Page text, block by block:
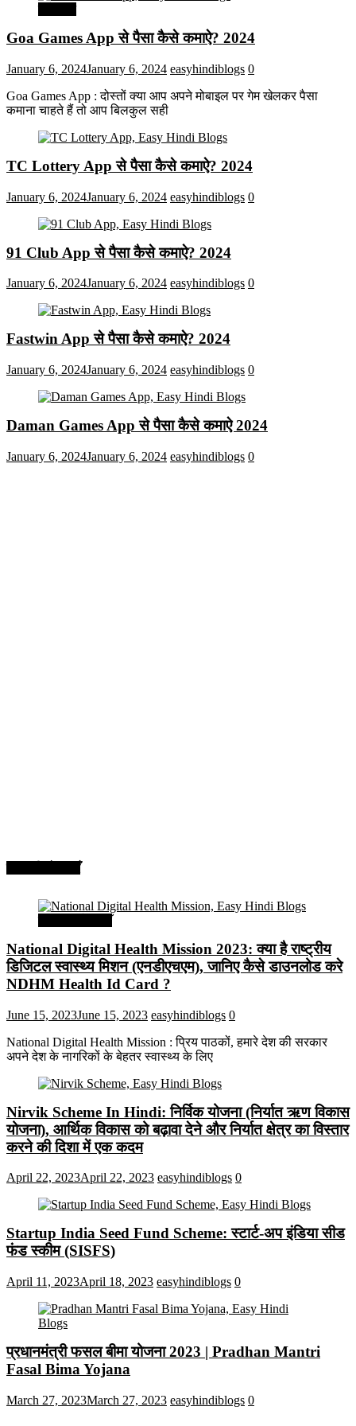
Goa Games App से पैसा कैसे कमाऐ? 2024
January 6, 2024January 6, 2024 easyhindiblogs 0
Goa Games App : दोस्तों क्या आप अपने मोबाइल पर गेम खेलकर पैसा
कमाना चाहते हैं तो आप बिलकुल सही
TC Lottery App से पैसा कैसे कमाऐ? 2024
January 6, 2024January 6, 2024 easyhindiblogs 0
91 Club App से पैसा कैसे कमाऐ? 2024
January 6, 2024January 6, 2024 easyhindiblogs 0
Fastwin App से पैसा कैसे कमाऐ? 2024
January 6, 2024January 6, 2024 easyhindiblogs 0
Daman Games App से पैसा कैसे कमाऐ 2024
January 6, 2024January 6, 2024 easyhindiblogs 0
National Digital Health Mission 2023: क्या है राष्ट्रीय
डिजिटल स्वास्थ्य मिशन (एनडीएचएम), जानिए कैसे डाउनलोड करे
NDHM Health Id Card ?
June 15, 2023June 15, 2023 easyhindiblogs 0
National Digital Health Mission : प्रिय पाठकों, हमारे देश की सरकार
अपने देश के नागरिकों के बेहतर स्वास्थ्य के लिए
Nirvik Scheme In Hindi: निर्विक योजना (निर्यात ऋण विकास
योजना), आर्थिक विकास को बढ़ावा देने और निर्यात क्षेत्र का विस्तार
करने की दिशा में एक कदम
April 22, 2023April 22, 2023 easyhindiblogs 0
Startup India Seed Fund Scheme: स्टार्ट-अप इंडिया सीड
फंड स्कीम (SISFS)
April 11, 2023April 18, 2023 easyhindiblogs 0
प्रधानमंत्री फसल बीमा योजना 2023 | Pradhan Mantri
Fasal Bima Yojana
March 27, 2023March 27, 2023 easyhindiblogs 0